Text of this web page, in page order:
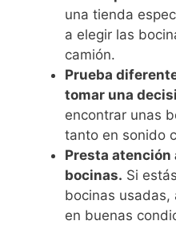
una tienda
a elegir las
camión.
Prueba
tomar una
encontrar unas
tanto en sonido
Presta atención
bocinas. Si
bocinas usadas,
en buenas